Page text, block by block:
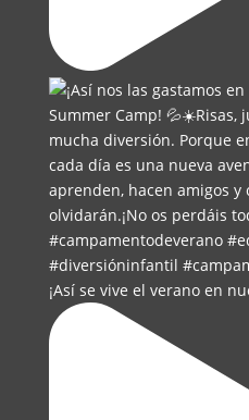
¡Así se vive el verano en